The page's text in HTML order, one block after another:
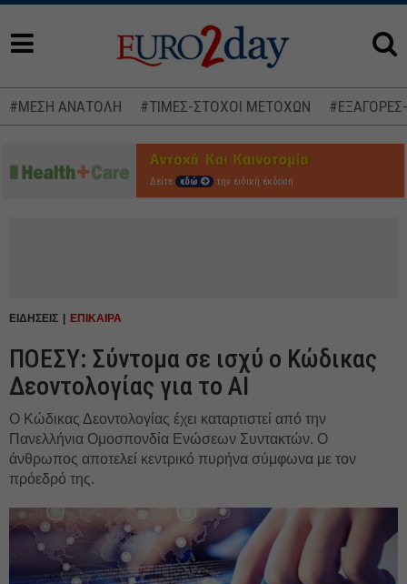
#ΜΕΣΗ ΑΝΑΤΟΛΗ #ΤΙΜΕΣ-ΣΤΟΧΟΙ ΜΕΤΟΧΩΝ
Δείτε εδώ την ειδική έκδοση
ΕΙΔΗΣΕΙΣ ΕΠΙΚΑΙΡΑ
ΠΟΕΣΥ: Σύντομα σε ισχύ ο Κώδικας
Δεοντολογίας για το ΑΙ
Ο Κώδικας Δεοντολογίας έχει καταρτιστεί από την
Πανελλήνια Ομοσπονδία Ενώσεων Συντακτών. Ο
άνθρωπος αποτελεί κεντρικό πυρήνα σύμφωνα με τον
πρόεδρό της.